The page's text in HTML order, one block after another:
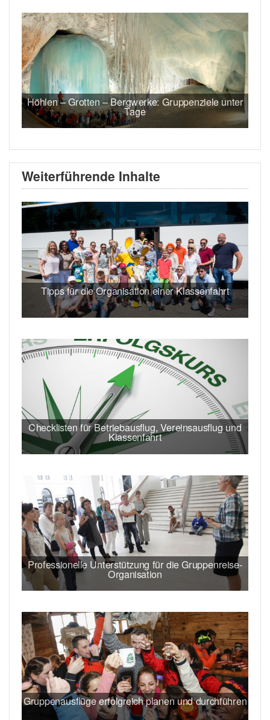
Höhlen – Grotten – Bergwerke: Gruppenziele unter
Tage
Weiterführende Inhalte
Tipps für die Organisation einer Klassenfahrt
Checklisten für Betriebausflug, Vereinsausflug und
Klassenfahrt
Professionelle Unterstützung für die Gruppenreise-
Organisation
Gruppenausflüge erfolgreich planen und durchführen